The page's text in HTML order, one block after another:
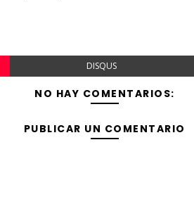
DISQUS
NO HAY COMENTARIOS:
PUBLICAR UN COMENTARIO